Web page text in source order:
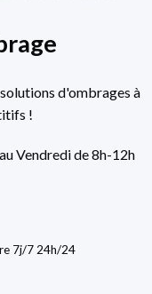
d'ombrages à
!
Vendredi de 8h-12h
7j/7 24h/24